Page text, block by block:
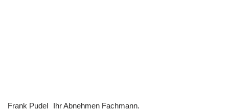
Frank Pudel Ihr Abnehmen Fachmann.